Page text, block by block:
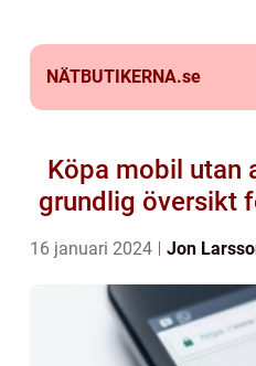
NÄTBUTIKERNA.se
Köpa mobil utan
grundlig översikt
16 januari 2024 Jon